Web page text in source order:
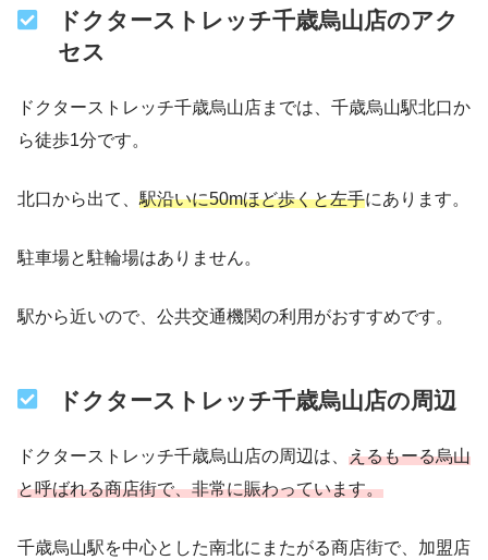
ドクターストレッチ千歳烏山店のアク
セス
ドクターストレッチ千歳烏山店までは、千歳烏山駅北口か
ら徒歩1分です。
北口から出て、駅沿いに50mほど歩くと左手にあります。
駐車場と駐輪場はありません。
駅から近いので、公共交通機関の利用がおすすめです。
ドクターストレッチ千歳烏山店の周辺
ドクターストレッチ千歳烏山店の周辺は、 えるもーる烏山
と呼ばれる商店街で、非常に賑わっています。
千歳烏山駅を中心とした南北にまたがる商店街で、加盟店